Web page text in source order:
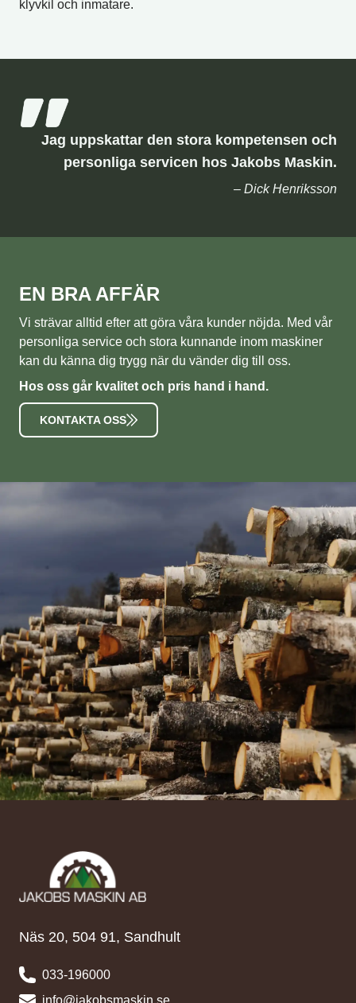
klyvkil och inmatare.
Jag uppskattar den stora kompetensen och
personliga servicen hos Jakobs Maskin.
– Dick Henriksson
EN BRA AFFÄR
Vi strävar alltid efter att göra våra kunder nöjda. Med vår
personliga service och stora kunnande inom maskiner
kan du känna dig trygg när du vänder dig till oss.
Hos oss går kvalitet och pris hand i hand.
KONTAKTA OSS
Näs 20, 504 91, Sandhult
033-196000
info@jakobsmaskin.se